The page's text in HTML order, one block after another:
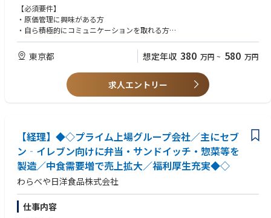
④生産部門・開発部門との折衝・教育指導
⑤既存制度の見直し・改善業務
⑥社員のリテラシー向上に向けた施策立案
働き方は...
①フレックス制を導入しており、ライフスタイルに合わせた柔軟な働き方
②残業は月10時間程度と少なめ。仕事とプライベートを両立しやすい
【必須要件】
・原価管理に興味がある方
・自ら積極的にコミュニケーションを取れる方
・フットワークが軽い方（⇒工場への出張が発生する為）
・Microsoft Excel、PowerPoint、Wordの基本操作ができる方
データ入力や資料作成の経験がある方
＼食品製造や開発のご経験がある方歓迎／
東京都 想定年収 380 万円 ~ 580 万円
求人エントリー
【経理】◆◇プライム上場グループ会社／主にセブ
ン‐イレブン向けに弁当・サンドイッチ・惣菜等を
製造／中食需要増で売上拡大／福利厚生充実◆◇
わらべや日洋食品株式会社
仕事内容